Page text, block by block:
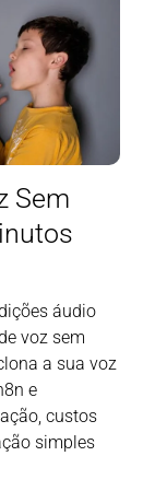
Sem
áudio
voz sem
a sua voz
e
custos
simples